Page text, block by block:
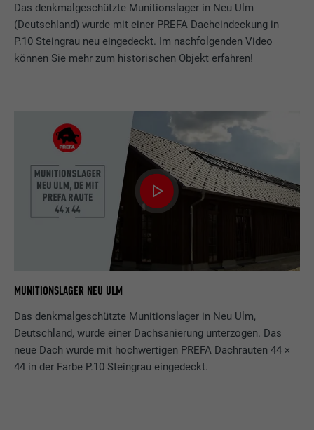
Das denkmalgeschützte Munitionslager in Neu Ulm
(Deutschland) wurde mit einer PREFA Dacheindeckung in
P.10 Steingrau neu eingedeckt. Im nachfolgenden Video
können Sie mehr zum historischen Objekt erfahren!
MUNITIONSLAGER NEU ULM
Das denkmalgeschützte Munitionslager in Neu Ulm,
Deutschland, wurde einer Dachsanierung unterzogen. Das
neue Dach wurde mit hochwertigen PREFA Dachrauten 44 ×
44 in der Farbe P.10 Steingrau eingedeckt.